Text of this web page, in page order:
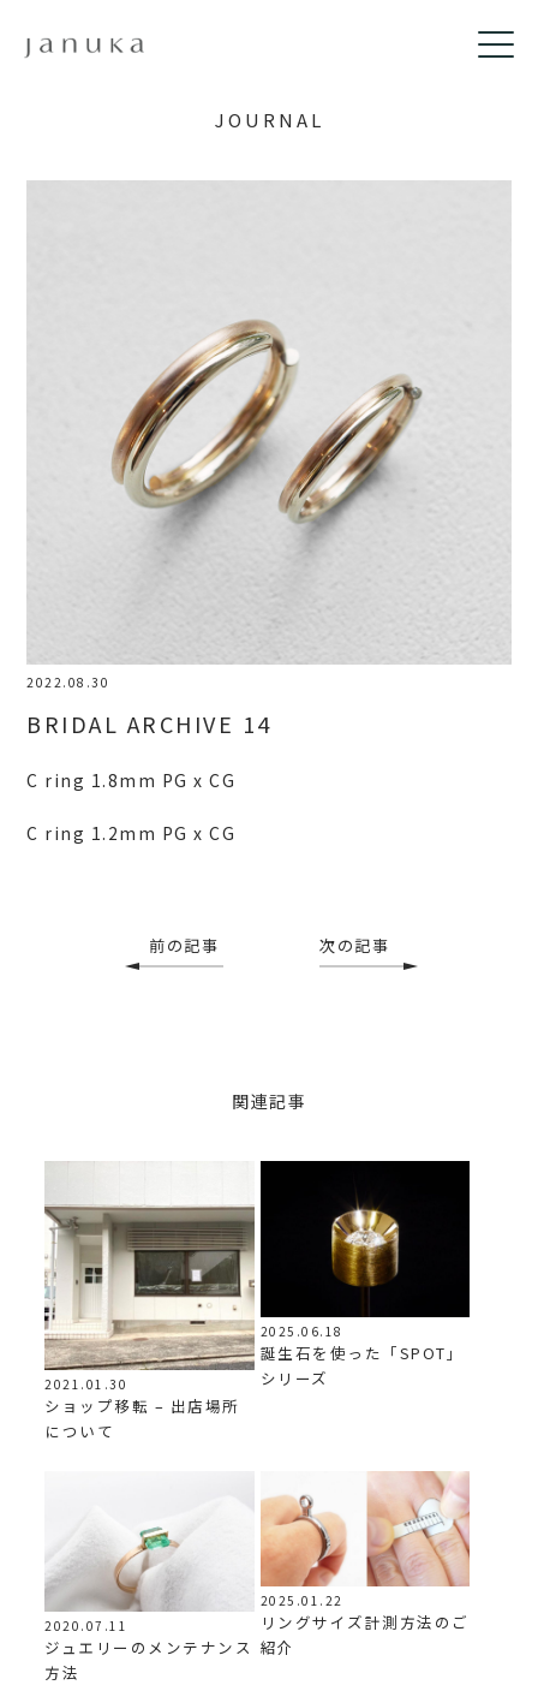
JOURNAL
関連記事
2021.01.30
ショップ移転 – 出店場所
について
2025.06.18
誕生石を使った「SPOT」
シリーズ
2020.07.11
ジュエリーのメンテナンス
方法
2025.01.22
リングサイズ計測方法のご
紹介
2022.08.30
BRIDAL ARCHIVE 14
C ring 1.8mm PG x CG
C ring 1.2mm PG x CG
前の記事 次の記事